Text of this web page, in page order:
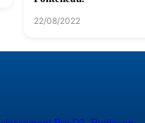
22/08/2022